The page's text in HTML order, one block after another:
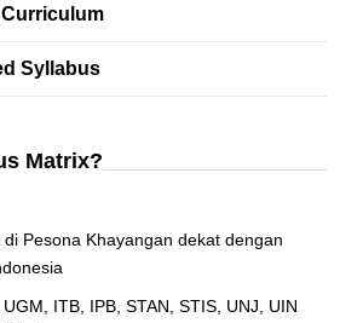
Curriculum
Syllabus
Matrix?
di Pesona Khayangan dekat dengan
ITB, IPB, STAN, STIS, UNJ, UIN